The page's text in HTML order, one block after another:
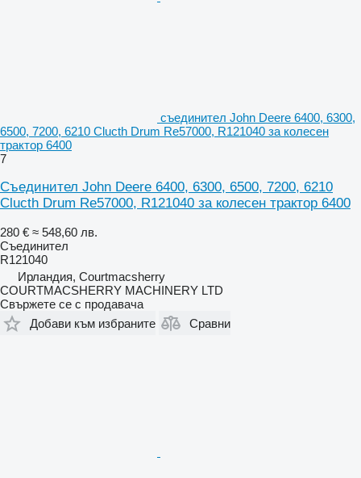
съединител John Deere 6400, 6300,
6500, 7200, 6210 Clucth Drum Re57000, R121040 за колесен
трактор 6400
7
Съединител John Deere 6400, 6300, 6500, 7200, 6210
Clucth Drum Re57000, R121040 за колесен трактор 6400
280 € ≈ 548,60 лв.
Съединител
R121040
Ирландия, Courtmacsherry
COURTMACSHERRY MACHINERY LTD
Свържете се с продавача
Добави към избраните
Сравни